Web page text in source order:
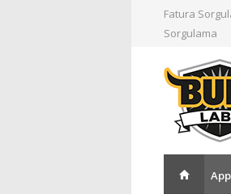
Fatura
Sorgulama